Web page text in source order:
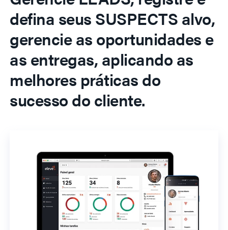
defina seus SUSPECTS alvo,
gerencie as oportunidades e
as entregas, aplicando as
melhores práticas do
sucesso do cliente.